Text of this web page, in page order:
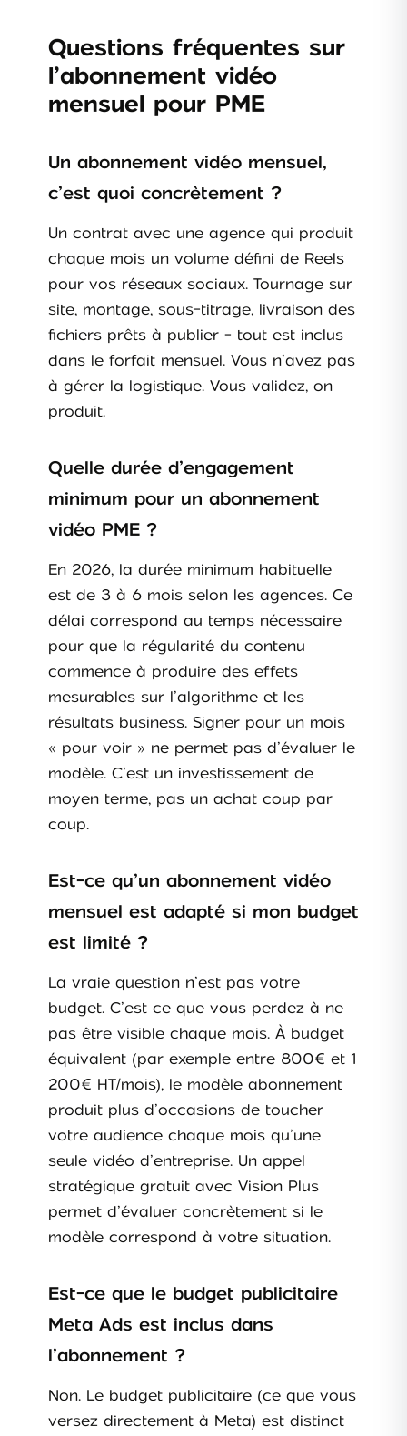
Questions fréquentes sur
l’abonnement vidéo
mensuel pour PME
Un abonnement vidéo mensuel,
c’est quoi concrètement ?
Un contrat avec une agence qui produit
chaque mois un volume défini de Reels
pour vos réseaux sociaux. Tournage sur
site, montage, sous-titrage, livraison des
fichiers prêts à publier - tout est inclus
dans le forfait mensuel. Vous n’avez pas
à gérer la logistique. Vous validez, on
produit.
Quelle durée d’engagement
minimum pour un abonnement
vidéo PME ?
En 2026, la durée minimum habituelle
est de 3 à 6 mois selon les agences. Ce
délai correspond au temps nécessaire
pour que la régularité du contenu
commence à produire des effets
mesurables sur l’algorithme et les
résultats business. Signer pour un mois
« pour voir » ne permet pas d’évaluer le
modèle. C’est un investissement de
moyen terme, pas un achat coup par
coup.
Est-ce qu’un abonnement vidéo
mensuel est adapté si mon budget
est limité ?
La vraie question n’est pas votre
budget. C’est ce que vous perdez à ne
pas être visible chaque mois. À budget
équivalent (par exemple entre 800€ et 1
200€ HT/mois), le modèle abonnement
produit plus d’occasions de toucher
votre audience chaque mois qu’une
seule vidéo d’entreprise. Un appel
stratégique gratuit avec Vision Plus
permet d’évaluer concrètement si le
modèle correspond à votre situation.
Est-ce que le budget publicitaire
Meta Ads est inclus dans
l’abonnement ?
Non. Le budget publicitaire (ce que vous
versez directement à Meta) est distinct